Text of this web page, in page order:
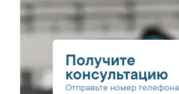
Получите
консультацию
Отправьте номер телефона